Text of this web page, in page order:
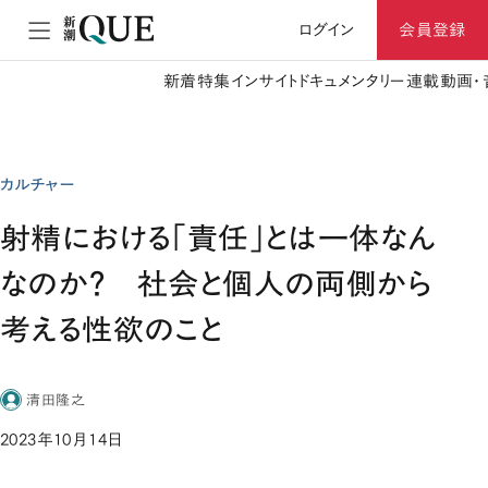
ログイン 会員登録
新着特集 インサイト ドキュメンタリー 連載動画
カルチャー
射精における「責任」とは一体なん
なのか？ 社会と個人の両側から
考える性欲のこと
清田隆之
2023年10月14日